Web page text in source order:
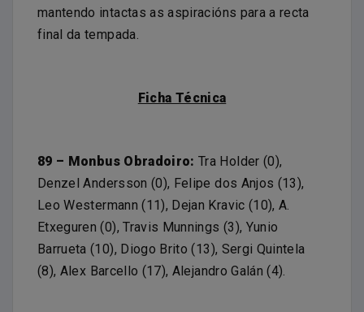
mantendo intactas as aspiracións para a recta
final da tempada.
Ficha Técnica
89 – Monbus Obradoiro: Tra Holder (0),
Denzel Andersson (0), Felipe dos Anjos (13),
Leo Westermann (11), Dejan Kravic (10), A.
Etxeguren (0), Travis Munnings (3), Yunio
Barrueta (10), Diogo Brito (13), Sergi Quintela
(8), Alex Barcello (17), Alejandro Galán (4).